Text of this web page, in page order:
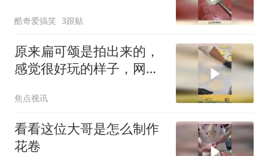
酷奇爱搞笑 3跟贴
原来扁可颂是拍出来的，
感觉很好玩的样子，网
为叫牛角包
焦点视讯
看看这位大哥是怎么制作
花卷